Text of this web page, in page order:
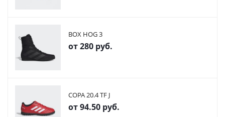
BOX HOG 3
от280 руб.
COPA 20.4 TF J
от94.50 руб.